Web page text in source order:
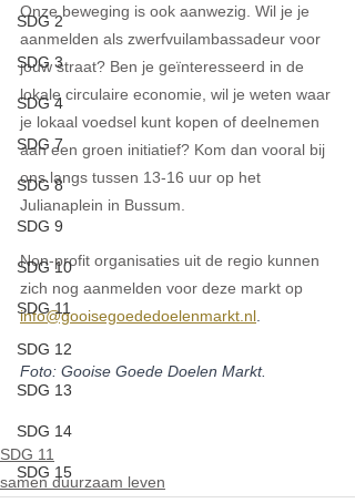
SDG 2
SDG 3
SDG 4
SDG 7
SDG 8
SDG 9
SDG 10
SDG 11
SDG 12
SDG 13
SDG 14
SDG 15
Onze beweging is ook aanwezig. Wil je je
aanmelden als zwerfvuilambassadeur voor
jouw straat? Ben je geïnteresseerd in de
lokale circulaire economie, wil je weten waar
je lokaal voedsel kunt kopen of deelnemen
aan een groen initiatief? Kom dan vooral bij
ons langs tussen 13-16 uur op het
Julianaplein in Bussum.
Non-profit organisaties uit de regio kunnen
zich nog aanmelden voor deze markt op
info@gooisegoededoelenmarkt.nl
Foto: Gooise Goede Doelen Markt.
SDG 11
samen duurzaam leven